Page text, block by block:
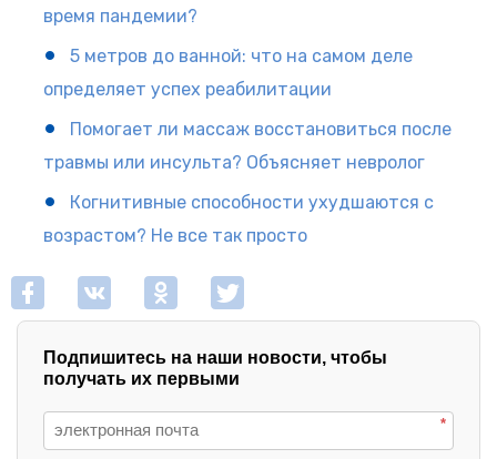
время пандемии?
5 метров до ванной: что на самом деле
определяет успех реабилитации
Помогает ли массаж восстановиться после
травмы или инсульта? Объясняет невролог
Когнитивные способности ухудшаются с
возрастом? Не все так просто
Подпишитесь на наши новости, чтобы
получать их первыми
*